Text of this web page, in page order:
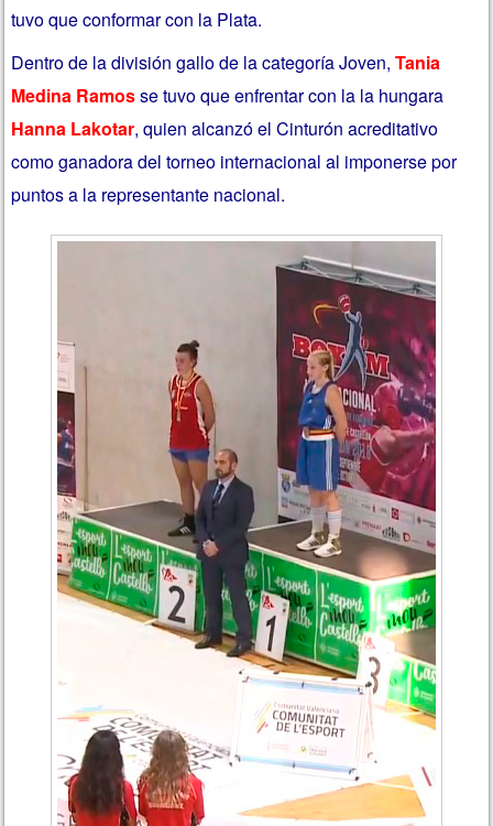
tuvo que conformar con la Plata.
Dentro de la división gallo de la categoría Joven,Tania
Medina Ramosse tuvo que enfrentar con la la hungara
Hanna Lakotar, quien alcanzó el Cinturón acreditativo
como ganadora del torneo internacional al imponerse por
puntos a la representante nacional.